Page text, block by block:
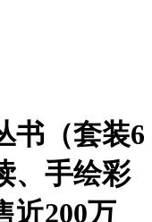
书（套装6
、手绘彩
近200万